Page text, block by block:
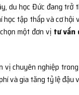
du học Đức đang
học tập thấp và cơ
một đơn vị tư vấn
vị chuyên nghiệp
và gia tăng tỷ lệ đậu